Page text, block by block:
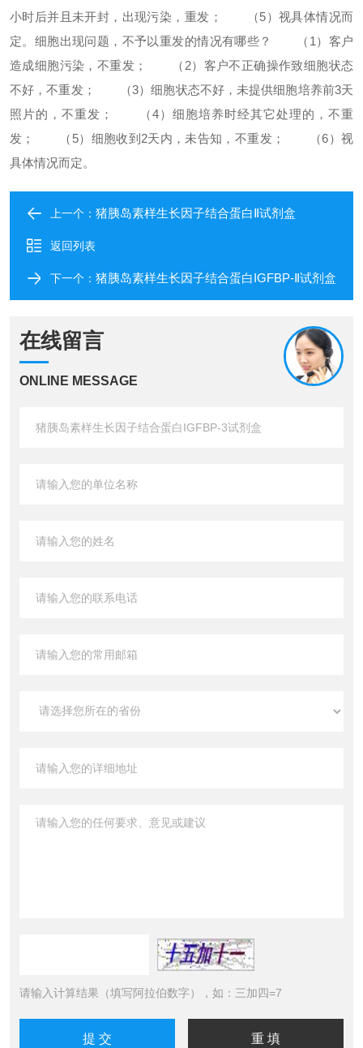
小时后并且未开封，出现污染，重发；
（5）视具体情况而
定。 细胞出现问题，不予以重发的情况有哪些？
（1）客户
造成细胞污染，不重发；
（2）客户不正确操作致细胞状态
不好，不重发；
（3）细胞状态不好，未提供细胞培养前3天
照片的，不重发；
（4）细胞培养时经其它处理的，不重
发；
（5）细胞收到2天内，未告知，不重发；
（6）视
具体情况而定。
上一个： 猪胰岛素样生长因子结合蛋白Ⅱ试剂盒
返回列表
下一个： 猪胰岛素样生长因子结合蛋白IGFBP-Ⅱ试剂盒
在线留言
ONLINE MESSAGE
请输入计算结果（填写阿拉伯数字），如：三加四=7